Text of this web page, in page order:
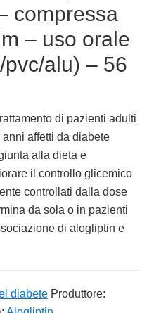
compressa
– uso orale
alu) – 56
di pazienti adulti
affetti da diabete
alla dieta e
il controllo glicemico
controllati dalla dose
da sola o in pazienti
di alogliptin e
diabete Produttore: